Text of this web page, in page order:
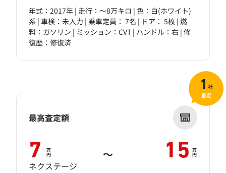
年式：2017年 | 走行：～8万キロ | 色：白(ホワイト)
系 | 車検：未入力 | 乗車定員： 7名 | ドア： 5枚 | 燃
料：ガソリン | ミッション：CVT | ハンドル：右 | 修
復歴：修復済
最高査定額
7 万
円 ～ 15 万
円
ネクステージ
1 社
査定